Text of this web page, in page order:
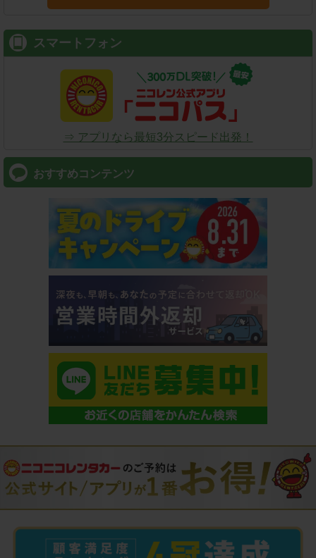
スマートフォン
⇒ アプリなら最短3分スピード出発！
おすすめコンテンツ